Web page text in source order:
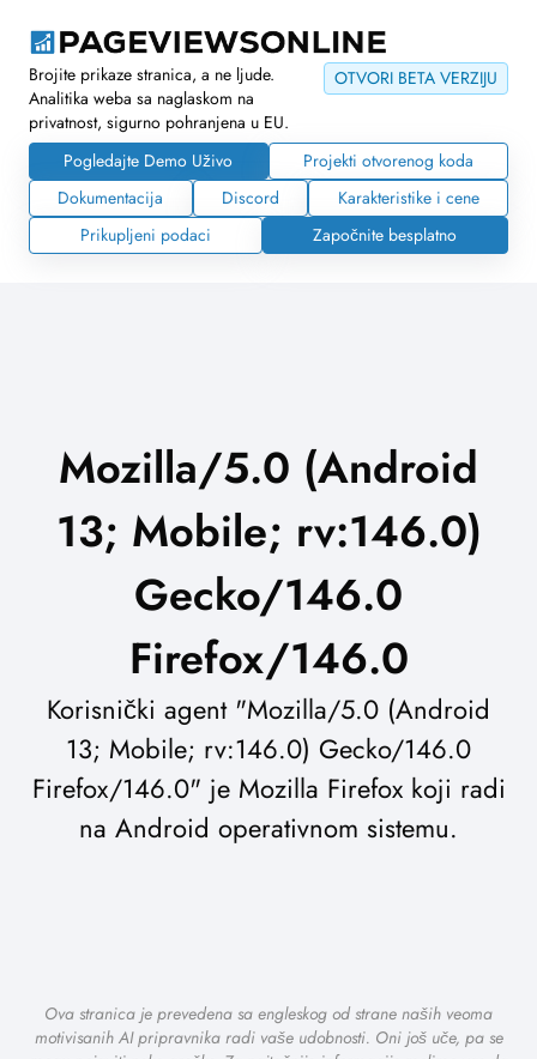
OTVORI BETA VERZIJU
Brojite prikaze stranica, a ne ljude.
Analitika weba sa naglaskom na
privatnost, sigurno pohranjena u EU.
Pogledajte Demo Uživo
Projekti otvorenog koda
Dokumentacija
Discord
Karakteristike i cene
Prikupljeni podaci
Započnite besplatno
Mozilla/5.0 (Android
13; Mobile; rv:146.0)
Gecko/146.0
Firefox/146.0
Korisnički agent "Mozilla/5.0 (Android
13; Mobile; rv:146.0) Gecko/146.0
Firefox/146.0" je Mozilla Firefox koji radi
na Android operativnom sistemu.
Ova stranica je prevedena sa engleskog od strane naših veoma
motivisanih AI pripravnika radi vaše udobnosti. Oni još uče, pa se